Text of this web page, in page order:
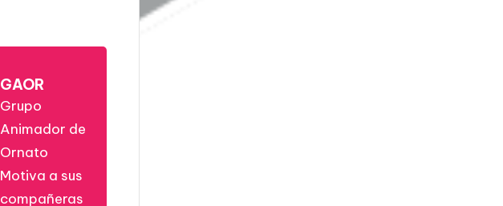
GAOR
Grupo
Animador de
Ornato
Motiva a sus
compañeras